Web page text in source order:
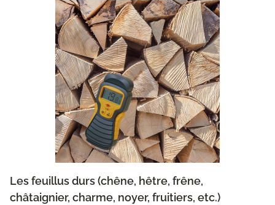
Les feuillus durs (chêne, hêtre, frêne,
châtaignier, charme, noyer, fruitiers, etc.)